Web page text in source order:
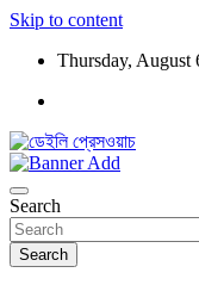
Skip to content
Thursday, August
ডেইলি প্রেসওয়াচ
Search
Search